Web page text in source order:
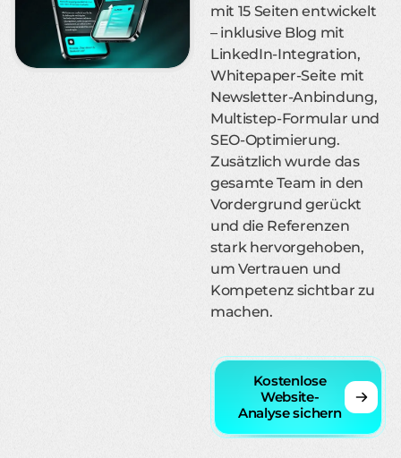
mit 15 Seiten entwickelt
– inklusive Blog mit
LinkedIn-Integration,
Whitepaper-Seite mit
Newsletter-Anbindung,
Multistep-Formular und
SEO-Optimierung.
Zusätzlich wurde das
gesamte Team in den
Vordergrund gerückt
und die Referenzen
stark hervorgehoben,
um Vertrauen und
Kompetenz sichtbar zu
machen.
Kostenlose
Website-
Analyse sichern